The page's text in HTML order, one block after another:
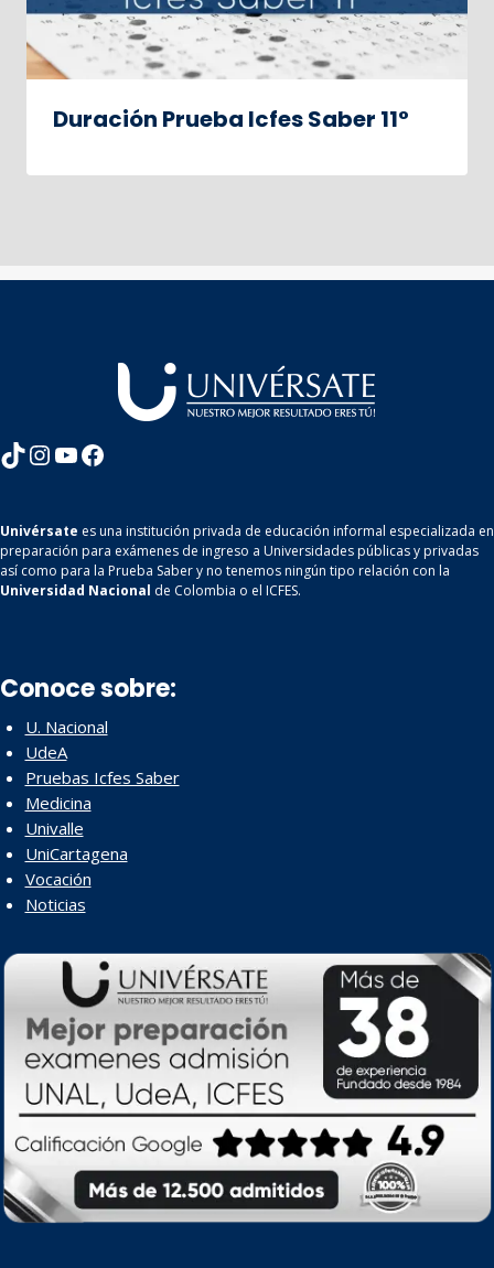
Duración Prueba Icfes Saber 11°
TikTok InstagramYouTube Facebook
Univérsate es una institución privada de educación informal especializada en
preparación para exámenes de ingreso a Universidades públicas y privadas
así como para la Prueba Saber y no tenemos ningún tipo relación con la
Universidad Nacional de Colombia o el ICFES.
Conoce sobre:
U. Nacional
UdeA
Pruebas Icfes Saber
Medicina
Univalle
UniCartagena
Vocación
Noticias